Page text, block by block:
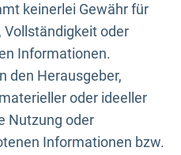
keinerlei Gewähr für
oder
Informationen.
den Herausgeber,
oder ideeller
Nutzung oder
Informationen bzw.